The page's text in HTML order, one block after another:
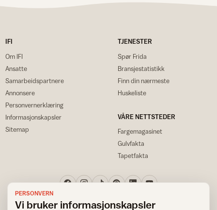
IFI
Om IFI
Ansatte
Samarbeidspartnere
Annonsere
Personvernerklæring
Informasjonskapsler
Sitemap
TJENESTER
Spør Frida
Bransjestatistikk
Finn din nærmeste
Huskeliste
VÅRE NETTSTEDER
Fargemagasinet
Gulvfakta
Tapetfakta
PERSONVERN
Vi bruker informasjonskapsler